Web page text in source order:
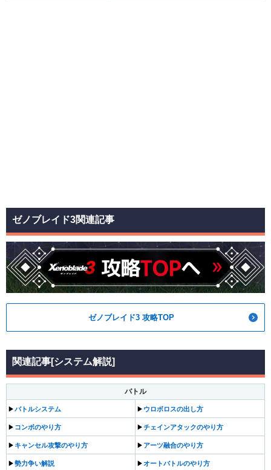
ゼノブレイド3関連記事
ゼノブレイド3 攻略TOP
関連記事[システム解説]
バトル
▶︎バトルシステム ▶︎ ウロボロスの出し方
▶︎ コンボのやり方 ▶︎チェインアタックのやり方
▶︎ キャンセル攻撃のやり方 ▶︎ アーツ融合のやり方
▶︎勢力争い解説 ▶︎オートバトルのやり方